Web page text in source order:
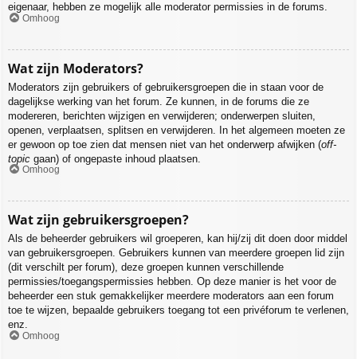
eigenaar, hebben ze mogelijk alle moderator permissies in de forums.
Omhoog
Wat zijn Moderators?
Moderators zijn gebruikers of gebruikersgroepen die in staan voor de
dagelijkse werking van het forum. Ze kunnen, in de forums die ze
modereren, berichten wijzigen en verwijderen; onderwerpen sluiten,
openen, verplaatsen, splitsen en verwijderen. In het algemeen moeten ze
er gewoon op toe zien dat mensen niet van het onderwerp afwijken (off-
topic gaan) of ongepaste inhoud plaatsen.
Omhoog
Wat zijn gebruikersgroepen?
Als de beheerder gebruikers wil groeperen, kan hij/zij dit doen door middel
van gebruikersgroepen. Gebruikers kunnen van meerdere groepen lid zijn
(dit verschilt per forum), deze groepen kunnen verschillende
permissies/toegangspermissies hebben. Op deze manier is het voor de
beheerder een stuk gemakkelijker meerdere moderators aan een forum
toe te wijzen, bepaalde gebruikers toegang tot een privéforum te verlenen,
enz.
Omhoog